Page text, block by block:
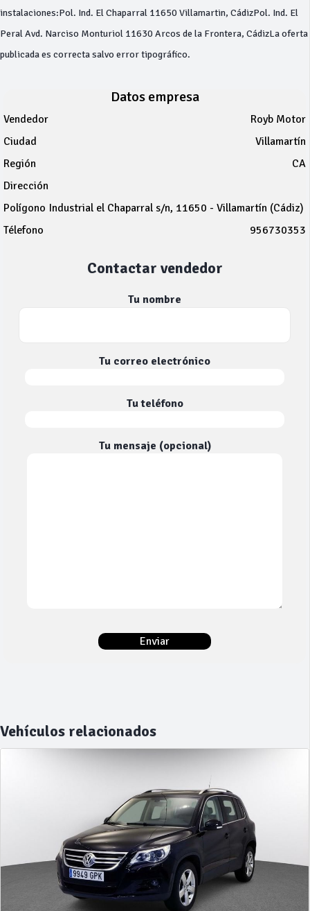
instalaciones:Pol. Ind. El Chaparral 11650 Villamartin, CádizPol. Ind. El
Peral Avd. Narciso Monturiol 11630 Arcos de la Frontera, CádizLa oferta
publicada es correcta salvo error tipográfico.
Datos empresa
Vendedor
Royb Motor
Ciudad
Villamartín
Región
CA
Dirección
Polígono Industrial el Chaparral s/n, 11650 - Villamartín (Cádiz)
Télefono
956730353
Contactar vendedor
Tu nombre
Tu correo electrónico
Tu teléfono
Tu mensaje (opcional)
Vehículos relacionados